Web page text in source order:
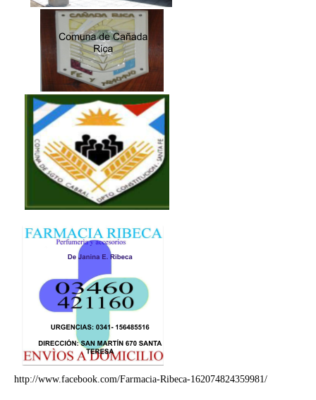
http://www.facebook.com/Farmacia-Ribeca-162074824359981/